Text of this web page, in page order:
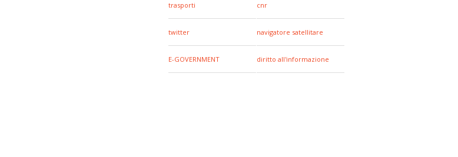
trasporti cnr
twitter navigatore satellitare
E-GOVERNMENT diritto all'informazione